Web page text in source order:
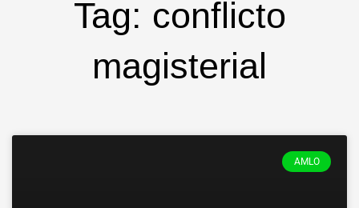
Tag: conflicto
magisterial
AMLO